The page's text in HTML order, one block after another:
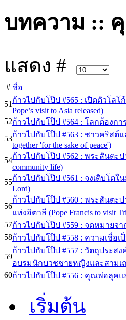
บทความ ::
แสดง #
# ชื่อ
51 ก้าวไปกับโป๊ป #565 : เปิดตัวโลโ
Pope’s visit to Asia released)
52ก้าวไปกับโป๊ป #564 : โลกต้องกา
53ก้าวไปกับโป๊ป #563 : ชาวคริสต์แ
together 'for the sake of peace')
54ก้าวไปกับโป๊ป #562 : พระสันตะป
community life)
55ก้าวไปกับโป๊ป #561 : จงเติบโตใน
Lord)
56
ก้าวไปกับโป๊ป #560 : พระสันตะ
แห่งอิตาลี (Pope Francis to visit
57ก้าวไปกับโป๊ป #559 : จดหมายจ
58ก้าวไปกับโป๊ป #558 : ความเชื่อเ
59
ก้าวไปกับโป๊ป #557 : วัตถุประส
อบรมนักบวชชายหญิงและสามเณร
60ก้าวไปกับโป๊ป #556 : คุณพ่อลุคแล
เริ่มต้น